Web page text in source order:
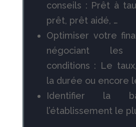
conseils : Prêt à
prêt, prêt aidé, …
Optimiser votre
négociant les
conditions : Le taux,
la durée ou encore
Identifier la
l’établissement le